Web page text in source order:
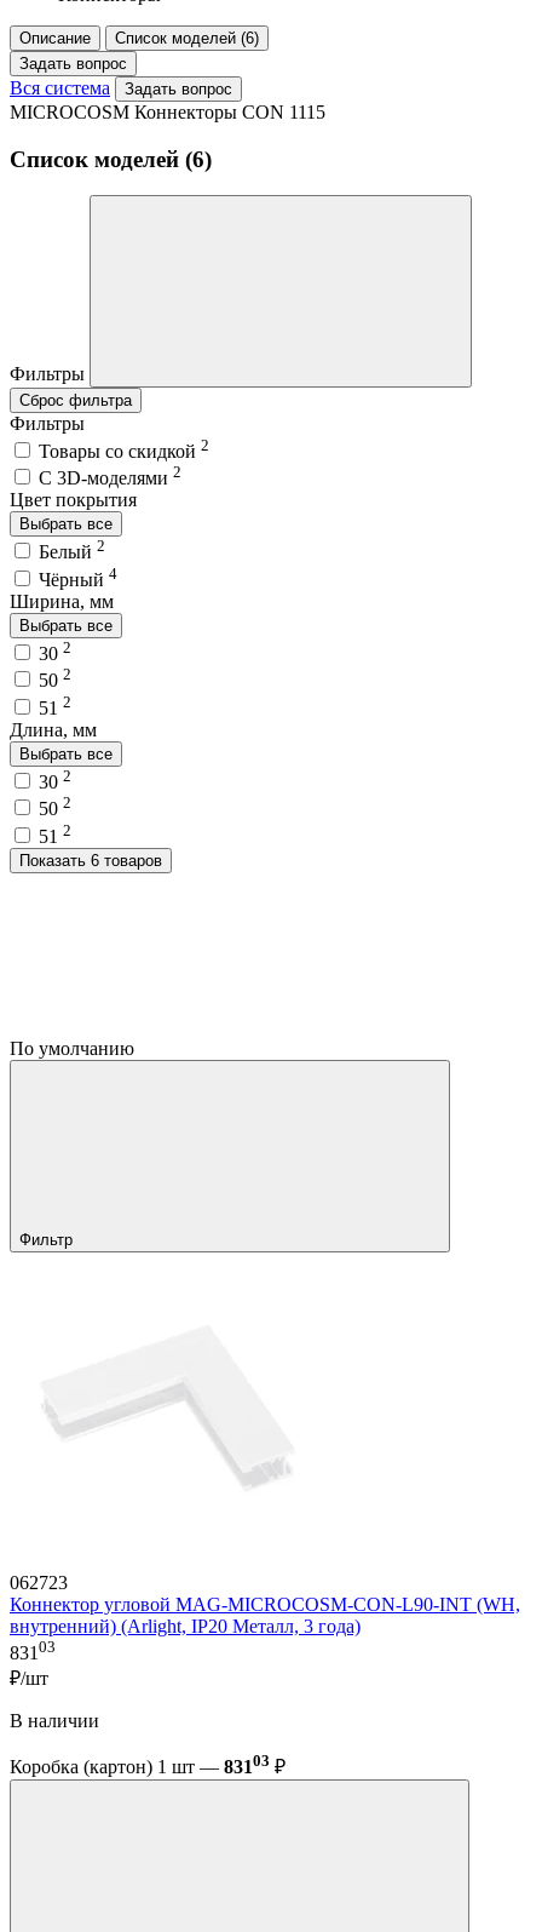
Описание
Список моделей (6)
Задать вопрос
Вся система Задать вопрос
MICROCOSM Коннекторы CON 1115
Список моделей (6)
Фильтры
Сброс фильтра
Фильтры
Товары со скидкой 2
C 3D-моделями 2
Цвет покрытия
Выбрать все
Белый 2
Чёрный 4
Ширина, мм
Выбрать все
30 2
50 2
51 2
Длина, мм
Выбрать все
30 2
50 2
51 2
Показать 6 товаров
По умолчанию
Фильтр
062723
Коннектор угловой MAG-MICROCOSM-CON-L90-INT (WH,
внутренний) (Arlight, IP20 Металл, 3 года)
831 03
₽/шт
В наличии
Коробка (картон) 1 шт — 83103 ₽